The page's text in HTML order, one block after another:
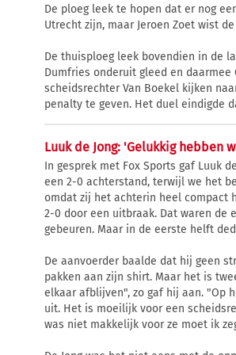
De ploeg leek te hopen dat er nog
Utrecht zijn, maar Jeroen Zoet wist
De thuisploeg leek bovendien in de
Dumfries onderuit gleed en daarmee
scheidsrechter Van Boekel kijken
penalty te geven. Het duel eindigde
Luuk de Jong: 'Gelukkig hebben
In gesprek met Fox Sports gaf Luuk
een 2-0 achterstand, terwijl we het
omdat zij het achterin heel compact
2-0 door een uitbraak. Dat waren de
gebeuren. Maar in de eerste helft
De aanvoerder baalde dat hij geen
pakken aan zijn shirt. Maar het is
elkaar afblijven", zo gaf hij aan. "Op
uit. Het is moeilijk voor een
was niet makkelijk voor ze moet ik